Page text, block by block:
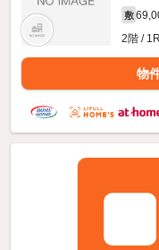
敷
2階 /
物